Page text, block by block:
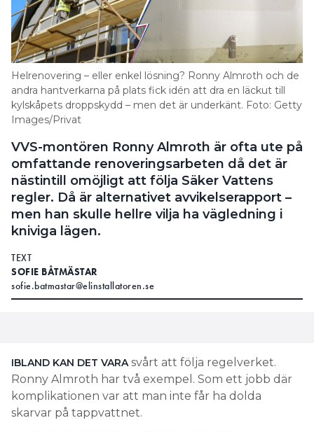
Helrenovering – eller enkel lösning? Ronny Almroth och de
andra hantverkarna på plats fick idén att dra en läckut till
kylskåpets droppskydd – men det är underkänt. Foto: Getty
Images/Privat
VVS-montören Ronny Almroth är ofta ute på
omfattande renoveringsarbeten då det är
nästintill omöjligt att följa Säker Vattens
regler. Då är alternativet avvikelserapport –
men han skulle hellre vilja ha vägledning i
kniviga lägen.
TEXT
SOFIE BÅTMÄSTAR
sofie.batmastar@elinstallatoren.se
IBLAND KAN DET VARAsvårt att följa regelverket.
Ronny Almroth har två exempel. Som ett jobb där
komplikationen var att man inte får ha dolda
skarvar på tappvattnet.